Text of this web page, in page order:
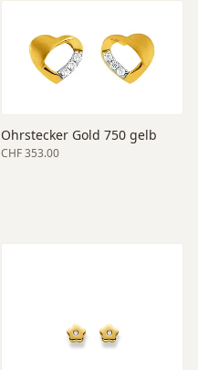
Ohrstecker Gold 750 gelb
CHF 353.00